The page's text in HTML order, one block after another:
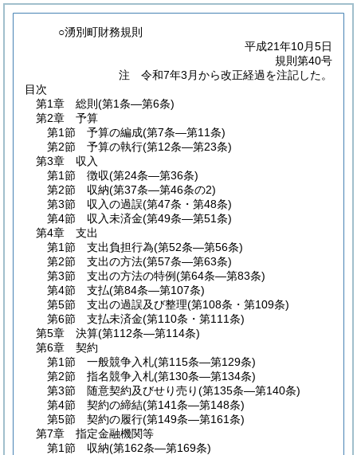
○湧別町財務規則
平成21年10月5日
規則第40号
注 令和7年3月から改正経過を注記した。
目次
第1章
総則 (第1条―第6条)
第2章
予算
第1節
予算の編成(第7条―第11条)
第2節
予算の執行(第12条―第23条)
第3章
収入
第1節
徴収(第24条―第36条)
第2節
収納(第37条―第46条の2)
第3節
収入の過誤(第47条・第48条)
第4節
収入未済金(第49条―第51条)
第4章
支出
第1節
支出負担行為(第52条―第56条)
第2節
支出の方法(第57条―第63条)
第3節
支出の方法の特例(第64条―第83条)
第4節
支払(第84条―第107条)
第5節
支出の過誤及び整理(第108条・第109条)
第6節
支払未済金(第110条・第111条)
第5章
決算(第112条―第114条)
第6章
契約
第1節
一般競争入札(第115条―第129条)
第2節
指名競争入札(第130条―第134条)
第3節
随意契約及びせり売り(第135条―第140条)
第4節
契約の締結(第141条―第148条)
第5節
契約の履行(第149条―第161条)
第7章
指定金融機関等
第1節
収納(第162条―第169条)